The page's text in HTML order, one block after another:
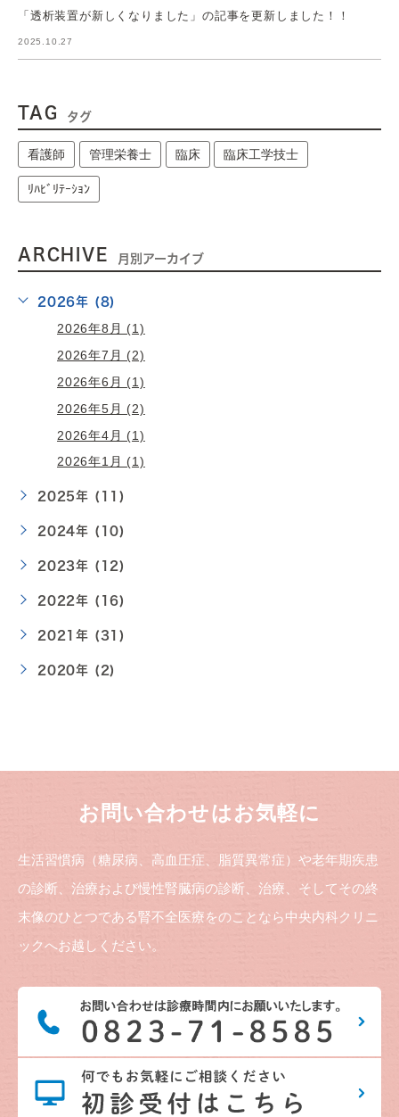
「透析装置が新しくなりました」の記事を更新しました！！
2025.10.27
TAG タグ
看護師 管理栄養士 臨床 臨床工学技士
ﾘﾊﾋﾞﾘﾃｰｼｮﾝ
ARCHIVE 月別アーカイブ
2026年 (8)
2026年8月 (1)
2026年7月 (2)
2026年6月 (1)
2026年5月 (2)
2026年4月 (1)
2026年1月 (1)
2025年 (11)
2024年 (10)
2023年 (12)
2022年 (16)
2021年 (31)
2020年 (2)
お問い合わせはお気軽に
生活習慣病（糖尿病、高血圧症、脂質異常症）や老年期疾患
の診断、治療および慢性腎臓病の診断、治療、そしてその終
末像のひとつである腎不全医療をのことなら中央内科クリニ
ックへお越しください。